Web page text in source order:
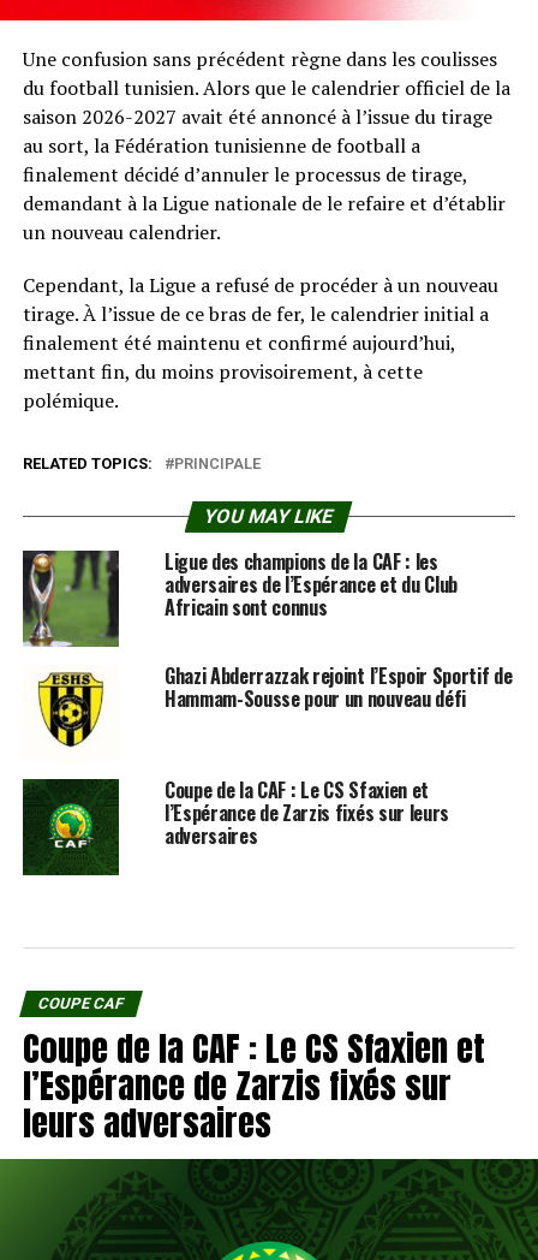
Une confusion sans précédent règne dans les coulisses
du football tunisien. Alors que le calendrier officiel de la
saison 2026-2027 avait été annoncé à l’issue du tirage
au sort, la Fédération tunisienne de football a
finalement décidé d’annuler le processus de tirage,
demandant à la Ligue nationale de le refaire et d’établir
un nouveau calendrier.
Cependant, la Ligue a refusé de procéder à un nouveau
tirage. À l’issue de ce bras de fer, le calendrier initial a
finalement été maintenu et confirmé aujourd’hui,
mettant fin, du moins provisoirement, à cette
polémique.
RELATED TOPICS: PRINCIPALE
YOU MAY LIKE
Ligue des champions de la CAF : les
adversaires de l’Espérance et du Club
Africain sont connus
Ghazi Abderrazzak rejoint l’Espoir Sportif de
Hammam-Sousse pour un nouveau défi
Coupe de la CAF : Le CS Sfaxien et
l’Espérance de Zarzis fixés sur leurs
adversaires
COUPE CAF
Coupe de la CAF : Le CS Sfaxien et
l’Espérance de Zarzis fixés sur
leurs adversaires